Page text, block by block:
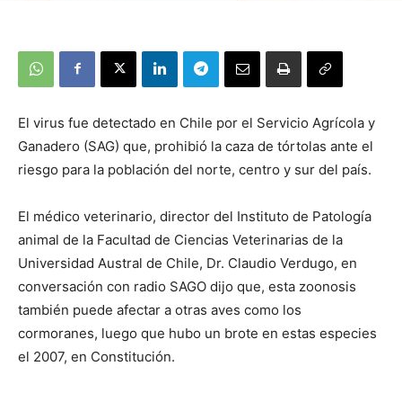
El virus fue detectado en Chile por el Servicio Agrícola y
Ganadero (SAG) que, prohibió la caza de tórtolas ante el
riesgo para la población del norte, centro y sur del país.
El médico veterinario, director del Instituto de Patología
animal de la Facultad de Ciencias Veterinarias de la
Universidad Austral de Chile, Dr. Claudio Verdugo, en
conversación con radio SAGO dijo que, esta zoonosis
también puede afectar a otras aves como los
cormoranes, luego que hubo un brote en estas especies
el 2007, en Constitución.